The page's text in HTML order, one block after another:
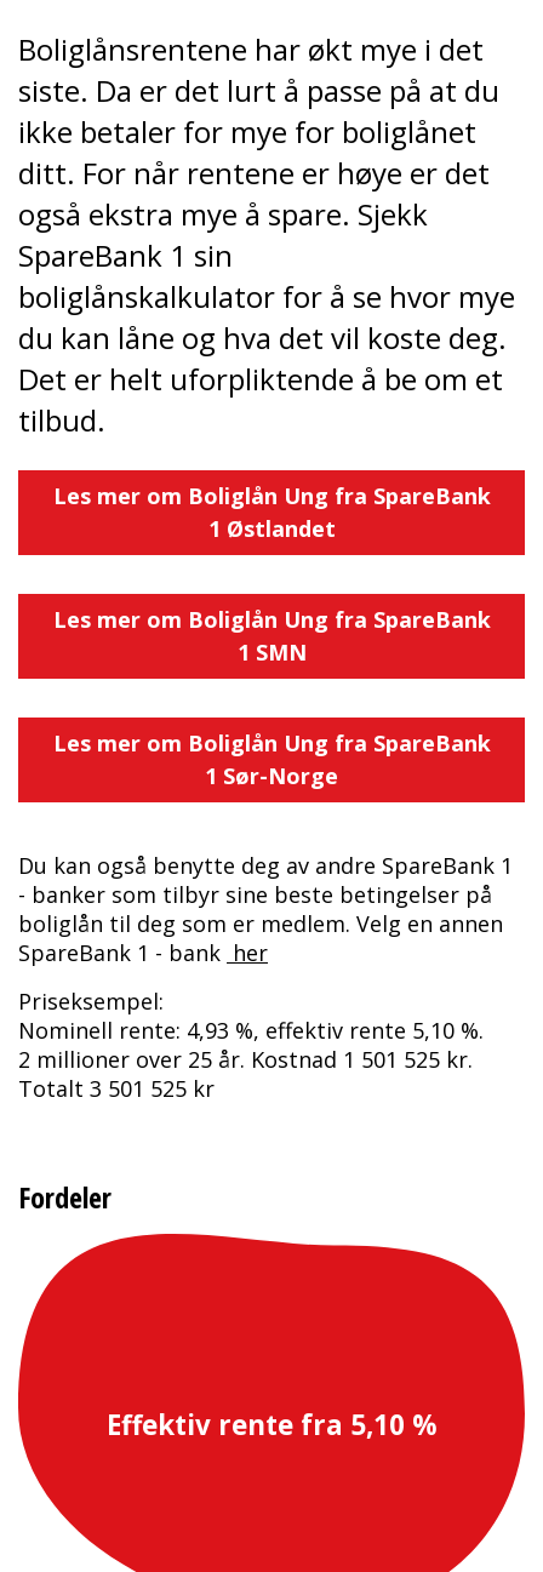
Boliglånsrentene har økt mye i det
siste. Da er det lurt å passe på at du
ikke betaler for mye for boliglånet
ditt. For når rentene er høye er det
også ekstra mye å spare. Sjekk
SpareBank 1 sin
boliglånskalkulator for å se hvor mye
du kan låne og hva det vil koste deg.
Det er helt uforpliktende å be om et
tilbud.
Les mer om Boliglån Ung fra SpareBank
1 Østlandet
Les mer om Boliglån Ung fra SpareBank
1 SMN
Les mer om Boliglån Ung fra SpareBank
1 Sør-Norge
Du kan også benytte deg av andre SpareBank 1
- banker som tilbyr sine beste betingelser på
boliglån til deg som er medlem. Velg en annen
SpareBank 1 - bank her
Priseksempel:
Nominell rente: 4,93 %, effektiv rente 5,10 %.
2 millioner over 25 år. Kostnad 1 501 525 kr.
Totalt 3 501 525 kr
Fordeler
Effektiv rente fra 5,10 %